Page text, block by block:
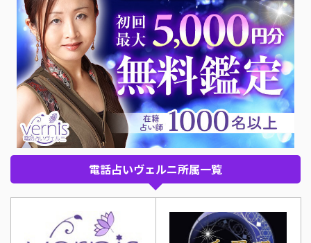
電話占いヴェルニ所属一覧